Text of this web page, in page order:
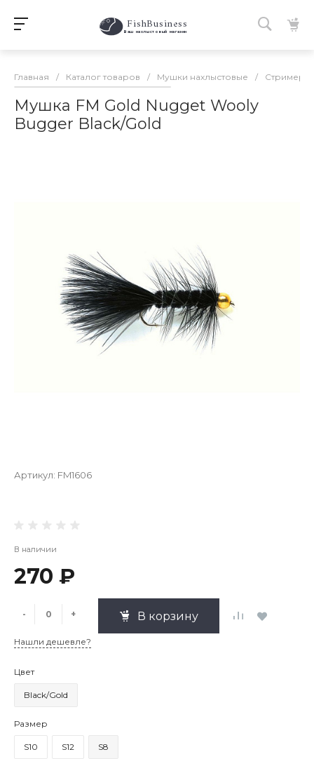
FishBusiness
Ваш нахлыстовый магазин
Главная / Каталог товаров / Мушки нахлыстовые / Стримеры
Мушка FM Gold Nugget Wooly
Bugger Black/Gold
Артикул: FM1606
В наличии
270 ₽
- + В корзину
Нашли дешевле?
Цвет
Black/Gold
Размер
S10 S12 S8